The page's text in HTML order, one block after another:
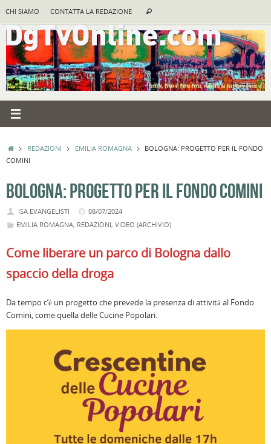
contenuto
CHI SIAMO CONTATTA LA REDAZIONE Cerca
HOMEREDAZIONI EMILIA ROMAGNA
BOLOGNA: PROGETTO PER IL FONDO
COMINI
BOLOGNA: PROGETTO PER IL FONDO COMINI
ISA EVANGELISTI
08/07/2024
EMILIA ROMAGNA, REDAZIONI, VIDEO (ARCHIVIO)
Come liberare un parco di Bologna dallo
spaccio della droga
Da tempo c’è un progetto che prevede la presenza di attività al Fondo
Comini, come quella delle Cucine Popolari.